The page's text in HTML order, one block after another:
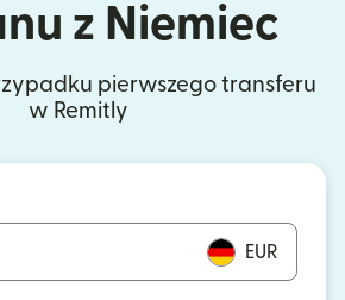
z Niemiec
pierwszego transferu
w Remitly
EUR